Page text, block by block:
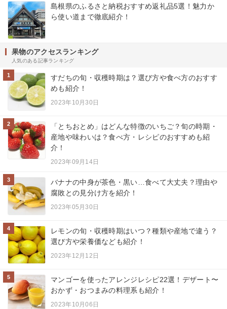
島根県のふるさと納税おすすめ返礼品5選！魅力か
ら使い道まで徹底紹介！
果物のアクセスランキング
人気のある記事ランキング
1
すだちの旬・収穫時期は？選び方や食べ方のおすす
めも紹介！
2023年10月30日
2
「とちおとめ」はどんな特徴のいちご？旬の時期・
産地や味わいは？食べ方・レシピのおすすめも紹
介！
2023年09月14日
3
バナナの中身が茶色・黒い…食べて大丈夫？理由や
腐敗との見分け方を紹介！
2023年05月30日
4
レモンの旬・収穫時期はいつ？種類や産地で違う？
選び方や栄養価なども紹介！
2023年12月12日
5
マンゴーを使ったアレンジレシピ22選！デザート〜
おかず・おつまみの料理系も紹介！
2023年10月06日